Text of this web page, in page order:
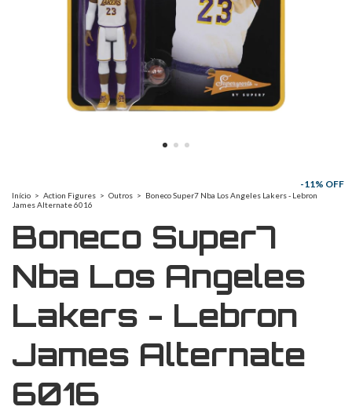
Início > Action Figures > Outros > Boneco Super7 Nba Los Angeles Lakers - Lebron
James Alternate 6016
Boneco Super7
Nba Los Angeles
Lakers - Lebron
James Alternate
6016
-11 % OFF